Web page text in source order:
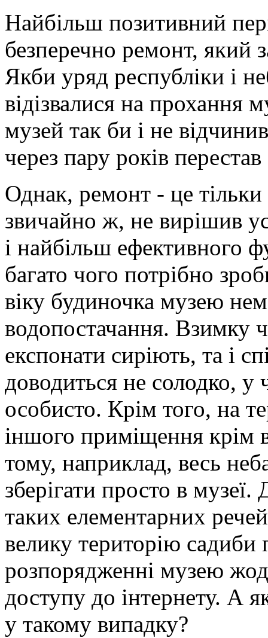
Найбільш позитивний
безперечно ремонт, який
Якби уряд республіки і
відізвалися на
музей так би і не
через пару років
Однак, ремонт - це
звичайно ж, не вирішив
і найбільш ефективного
багато чого потрібно
віку будиночка музею
водопостачання. Взимку
експонати сиріють, та і
доводиться не солодко,
особисто. Крім того, на
іншого приміщення крім
тому, наприклад, весь
зберігати просто в
таких елементарних
велику територію садиби
розпорядженні музею
доступу до інтернету. А
у такому випадку?